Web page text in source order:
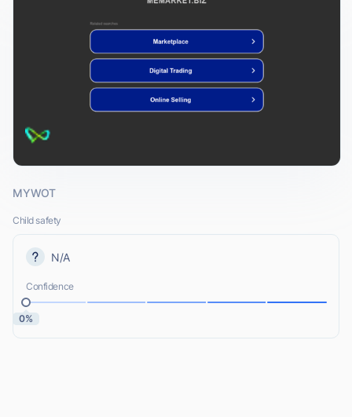
MYWOT
Child safety
N/A
Confidence
0%